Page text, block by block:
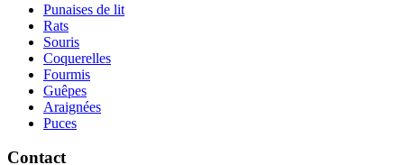
Punaises de lit
Rats
Souris
Coquerelles
Fourmis
Guêpes
Araignées
Puces
Contact